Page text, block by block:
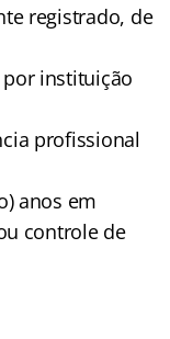
registrado, de
instituição
profissional
anos em
controle de